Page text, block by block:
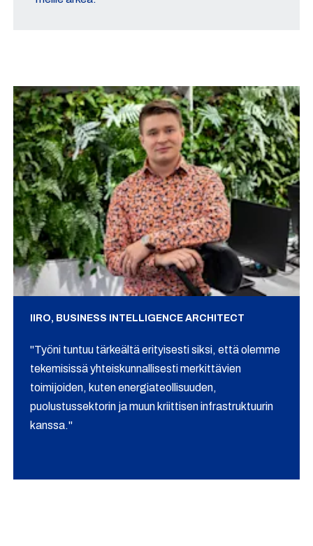
IIRO, BUSINESS INTELLIGENCE ARCHITECT
"Työni tuntuu tärkeältä erityisesti siksi, että olemme
tekemisissä yhteiskunnallisesti merkittävien
toimijoiden, kuten energiateollisuuden,
puolustussektorin ja muun kriittisen infrastruktuurin
kanssa."